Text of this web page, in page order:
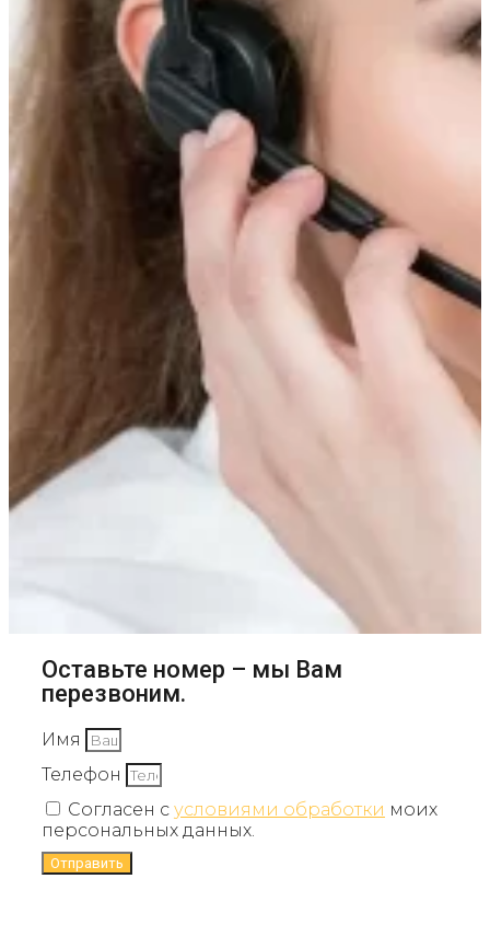
Оставьте номер – мы Вам
перезвоним.
Имя
Телефон
Согласен с условиями обработки моих
персональных данных.
Отправить